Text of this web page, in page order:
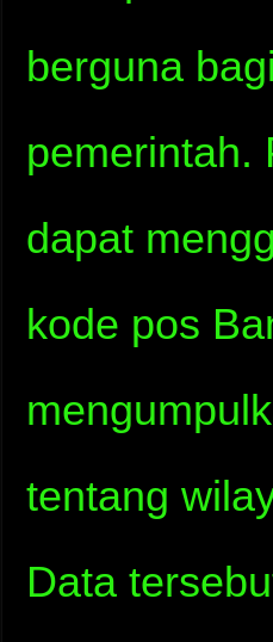
berguna bagi
pemerintah.
dapat
kode pos
tentang
Data